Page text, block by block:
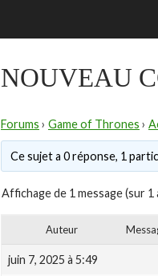
NOUVEAU
Forums › Game of Thrones ›
Ce sujet a 0 réponse, 1
Affichage de 1 message (sur 1
Auteur
juin 7, 2025 à 5:49